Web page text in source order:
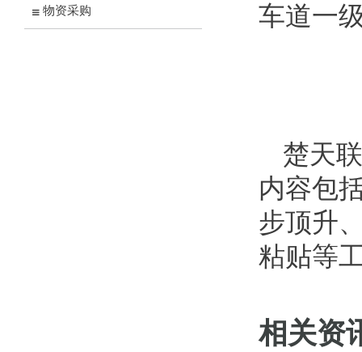
物资采购
车道一
楚天
内容包
步顶升
粘贴等
相关资